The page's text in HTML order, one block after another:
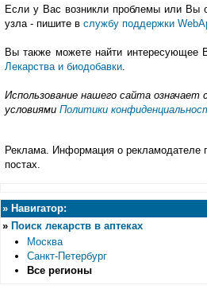
Если у Вас возникли проблемы или Вы
узла - пишите в службу поддержки
Вы также можете найти интересующее
Лекарства и биодобавки
Использование нашего сайта означает
условиями Политики
Реклама. Информация о рекламодателе
постах.
» Навигатор:
» Поиск лекарств в аптеках
Москва
Санкт-Петербург
Все регионы